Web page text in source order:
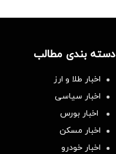
دسته بندی مطالب
اخبار طلا و ارز
اخبار سیاسی
اخبار بورس
اخبار مسکن
اخبار خودرو